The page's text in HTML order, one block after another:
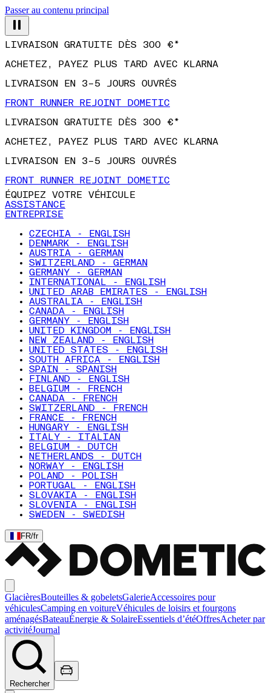
Passer au contenu principal
LIVRAISON GRATUITE DÈS 300 €*
ACHETEZ, PAYEZ PLUS TARD AVEC KLARNA
LIVRAISON EN 3–5 JOURS OUVRÉS
FRONT RUNNER REJOINT DOMETIC
LIVRAISON GRATUITE DÈS 300 €*
ACHETEZ, PAYEZ PLUS TARD AVEC KLARNA
LIVRAISON EN 3–5 JOURS OUVRÉS
FRONT RUNNER REJOINT DOMETIC
ÉQUIPEZ VOTRE VÉHICULE
ASSISTANCE
ENTREPRISE
CZECHIA - ENGLISH
DENMARK - ENGLISH
AUSTRIA - GERMAN
SWITZERLAND - GERMAN
GERMANY - GERMAN
INTERNATIONAL - ENGLISH
UNITED ARAB EMIRATES - ENGLISH
AUSTRALIA - ENGLISH
CANADA - ENGLISH
GERMANY - ENGLISH
UNITED KINGDOM - ENGLISH
NEW ZEALAND - ENGLISH
UNITED STATES - ENGLISH
SOUTH AFRICA - ENGLISH
SPAIN - SPANISH
FINLAND - ENGLISH
BELGIUM - FRENCH
CANADA - FRENCH
SWITZERLAND - FRENCH
FRANCE - FRENCH
HUNGARY - ENGLISH
ITALY - ITALIAN
BELGIUM - DUTCH
NETHERLANDS - DUTCH
NORWAY - ENGLISH
POLAND - POLISH
PORTUGAL - ENGLISH
SLOVAKIA - ENGLISH
SLOVENIA - ENGLISH
SWEDEN - SWEDISH
FR/fr
GlacièresBouteilles & gobeletsGalerieAccessoires pour
véhiculesCamping en voitureVéhicules de loisirs et fourgons
aménagésBateauÉnergie & SolaireEssentiels d’étéOffresAcheter par
activitéJournal
Rechercher